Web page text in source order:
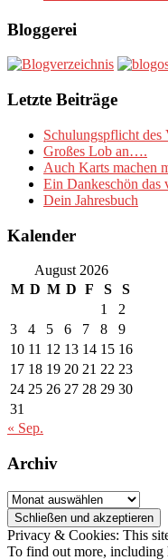
Bloggerei
Letzte Beiträge
Schulungspflicht des
Großes Lob an….
Auch Karts machen
Ein Dankeschön das
Dein Jahresbuch
Kalender
August 2026
M D M D F S
S
1
2
3
4 5 6 7 8
9
10 11 12 13 14 15 16
17 18 19 20 21 22 23
24 25 26 27 28 29 30
31
« Sep.
Archiv
Archiv
Privacy & Cookies: This
To find out more, including